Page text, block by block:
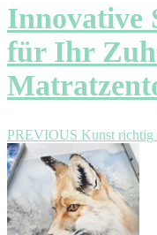
Innovative
für Ihr
PREVIOUS Previous
post:
Kunst richtig